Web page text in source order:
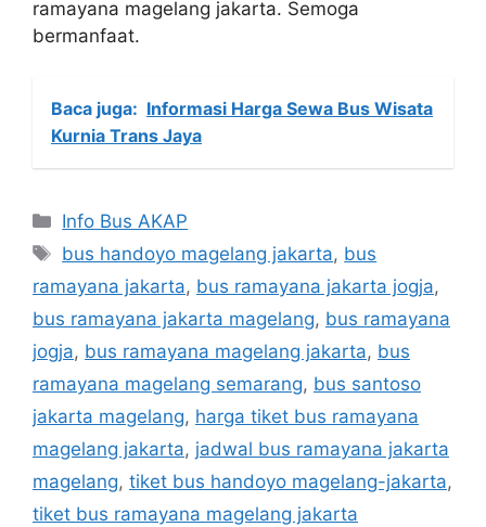
ramayana magelang jakarta. Semoga
bermanfaat.
Baca juga: Informasi Harga Sewa Bus Wisata
Kurnia Trans Jaya
Categories
Info Bus AKAP
Tags
bus handoyo magelang jakarta, bus
ramayana jakarta, bus ramayana jakarta jogja,
bus ramayana jakarta magelang, bus ramayana
jogja, bus ramayana magelang jakarta, bus
ramayana magelang semarang, bus santoso
jakarta magelang, harga tiket bus ramayana
magelang jakarta, jadwal bus ramayana jakarta
magelang, tiket bus handoyo magelang-jakarta,
tiket bus ramayana magelang jakarta